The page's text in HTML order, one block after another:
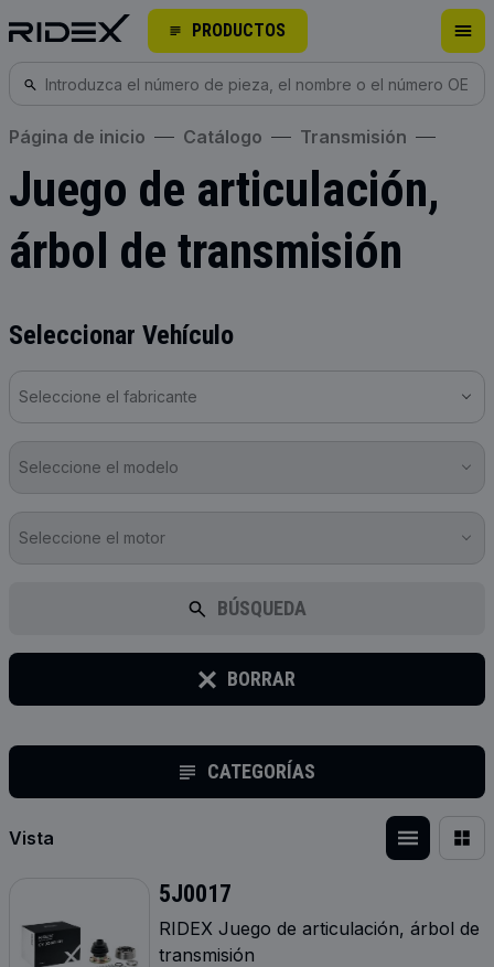
PRODUCTOS
Página de inicio Catálogo Transmisión
Juego de articulación,
árbol de transmisión
Seleccionar Vehículo
Seleccione el fabricante
Seleccione el modelo
Seleccione el motor
BÚSQUEDA
BORRAR
CATEGORÍAS
Vista
5J0017
RIDEX Juego de articulación, árbol de
transmisión